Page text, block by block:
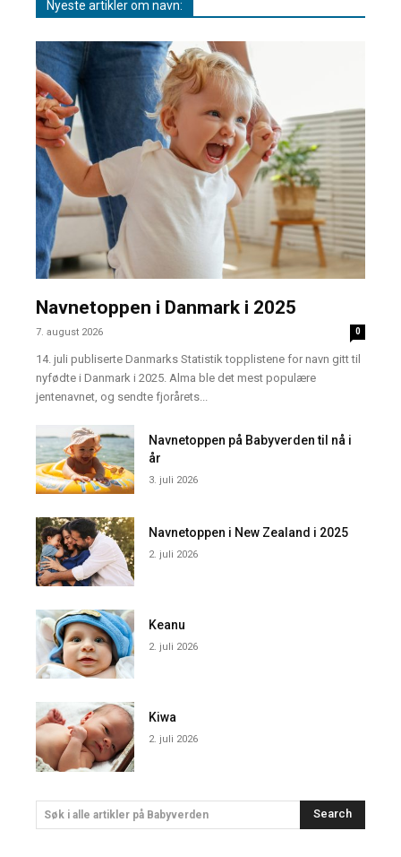
Nyeste artikler om navn:
Navnetoppen i Danmark i 2025
7. august 2026 0
14. juli publiserte Danmarks Statistik topplistene for navn gitt til
nyfødte i Danmark i 2025. Alma ble det mest populære
jentenavnet, og sendte fjorårets...
Navnetoppen på Babyverden til nå i
år
3. juli 2026
Navnetoppen i New Zealand i 2025
2. juli 2026
Keanu
2. juli 2026
Kiwa
2. juli 2026
Søk i alle artikler på Babyverden Search